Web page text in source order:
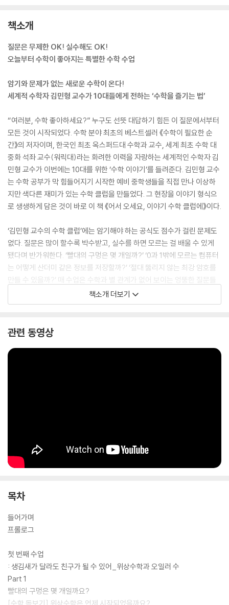
책소개
질문은 무제한 OK! 실수해도 OK!
오늘부터 수학이 좋아지는 특별한 수학 수업
암기와 문제가 없는 새로운 수학이 온다!
세계적 수학자 김민형 교수가 10대들에게 전하는 ‘수학을 즐기는 법’
“여러분, 수학 좋아하세요?” 누구도 선뜻 대답하기 힘든 이 질문에서부터
모든 것이 시작되었다. 수학 분야 최초의 베스트셀러 《수학이 필요한 순
간》의 저자이며, 한국인 최초 옥스퍼드대 수학과 교수, 세계 최초 수학 대
중화 석좌 교수(워릭대)라는 화려한 이력을 자랑하는 세계적인 수학자 김
민형 교수가 이번에는 10대를 위한 ‘수학 이야기’를 들려준다. 김민형 교수
는 수학 공부가 막 힘들어지기 시작한 예비 중학생들을 직접 만나 이상하
지만 색다른 재미가 있는 수학 클럽을 만들었다. 그 현장을 이야기 형식으
로 생생하게 담은 것이 바로 이 책 《어서 오세요, 이야기 수학 클럽에》이다.
‘김민형 교수의 수학 클럽’에는 암기해야 하는 공식도 점수가 걸린 문제도
없다. 질문은 많이 할수록 박수받고, 실수를 하면 모르는 걸 배울 수 있게
됐다며 반가워한다. ‘빨대의 구멍은 몇 개일까?’ ‘0과 1밖에 모르는 컴퓨터
는 어떻게 산더미 같은 정보를 저장할까?’ ‘절대 뚫리지 않는 최강 암호를
만들 수 있을까?’ 매 수업은 수학과 별 관계가 없어 보이는 엉뚱한 질문들
로 시작된다. 답을 찾아가는 과정에서 위상수학, 오일러 정리, 페르마의 마
지막 정리, 나머지 연산 등 ‘수학의 핵심’에 다가서는데, 심오한 수학의 세
다.
바라는 이들을 위한 김민형 교수의 초대장이다. “수학을 포기해야 하는 사
책소개 더보기
관련 동영상
목차
들어가며
프롤로그
첫 번째 수업
: 생김새가 달라도 친구가 될 수 있어_위상수학과 오일러 수
Part 1
빨대의 구멍은 몇 개일까요?